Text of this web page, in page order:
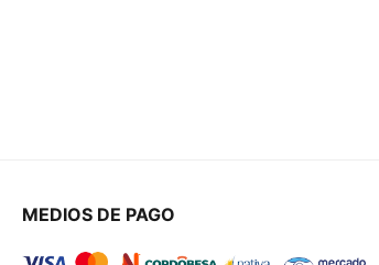
MEDIOS DE PAGO